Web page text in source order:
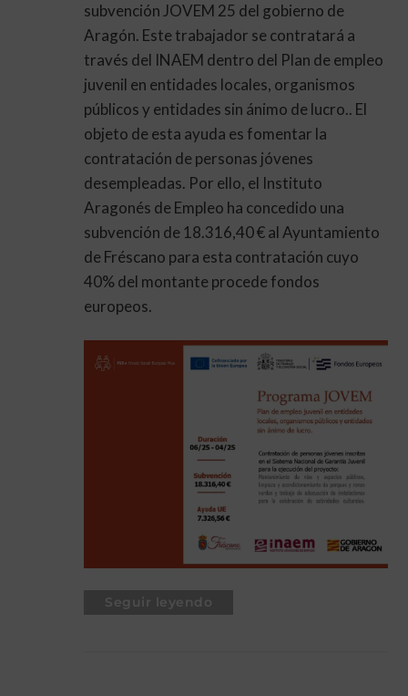
subvención JOVEM 25 del gobierno de
Aragón. Este trabajador se contratará a
través del INAEM dentro del Plan de empleo
juvenil en entidades locales, organismos
públicos y entidades sin ánimo de lucro.. El
objeto de esta ayuda es fomentar la
contratación de personas jóvenes
desempleadas. Por ello, el Instituto
Aragonés de Empleo ha concedido una
subvención de 18.316,40 € al Ayuntamiento
de Fréscano para esta contratación cuyo
40% del montante procede fondos
europeos.
Seguir leyendo